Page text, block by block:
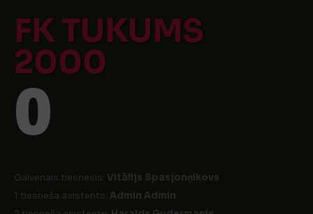
FK TUKUMS
2000
0
Galvenais tiesnesis: Vitālijs Spasjonņikovs
1 tiesneša asistents: Admin Admin